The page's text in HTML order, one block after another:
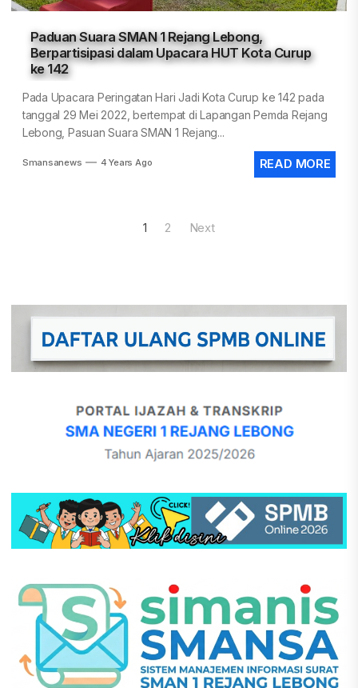
Paduan Suara SMAN 1 Rejang Lebong,
Berpartisipasi dalam Upacara HUT Kota Curup
ke 142
Pada Upacara Peringatan Hari Jadi Kota Curup ke 142 pada
tanggal 29 Mei 2022, bertempat di Lapangan Pemda Rejang
Lebong, Pasuan Suara SMAN 1 Rejang...
Smansanews 4 Years Ago READ MORE
1 2 Next